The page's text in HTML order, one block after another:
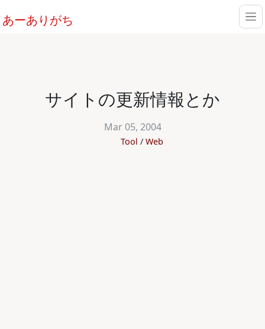
あーありがち
サイトの更新情報とか
Mar 05, 2004
Tool Web